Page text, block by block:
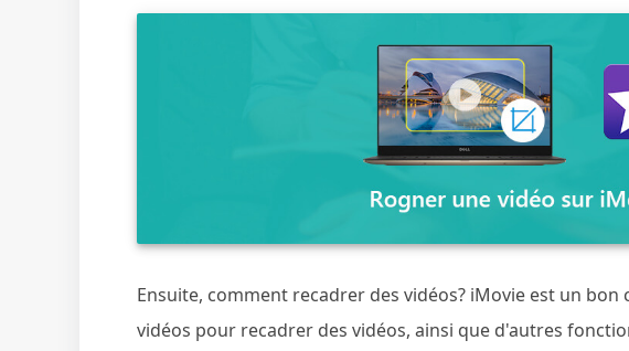
Ensuite, comment recadrer des vidéos? iMovie est un
vidéos pour recadrer des vidéos, ainsi que d'autres